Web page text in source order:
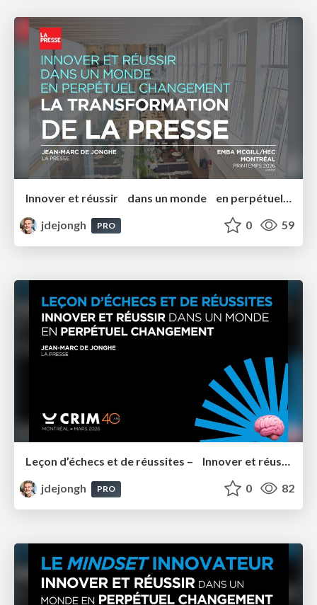
Innover et réussir dans un monde en perpétuel changement EMBA 2026
jdejongh
PRO 0 59
Leçon d’échecs et de réussites – Innover et réussir dans un monde en perpétuel Changement
jdejongh
PRO 0 82